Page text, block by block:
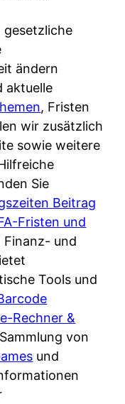
gesetzliche
ändern
aktuelle
, Fristen
wir zusätzlich
sowie weitere
Sie
Beitrag
Fristen und
Finanz- und
Tools und
Rechner &
von
und